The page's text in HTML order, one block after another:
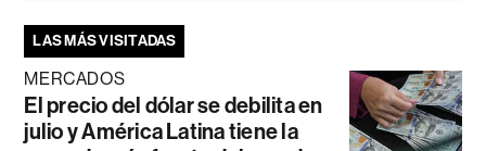
LAS MÁS VISITADAS
MERCADOS
El precio del dólar se debilita en
julio y América Latina tiene la